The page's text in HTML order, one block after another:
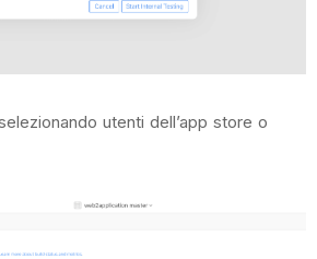
utenti dell’app store o